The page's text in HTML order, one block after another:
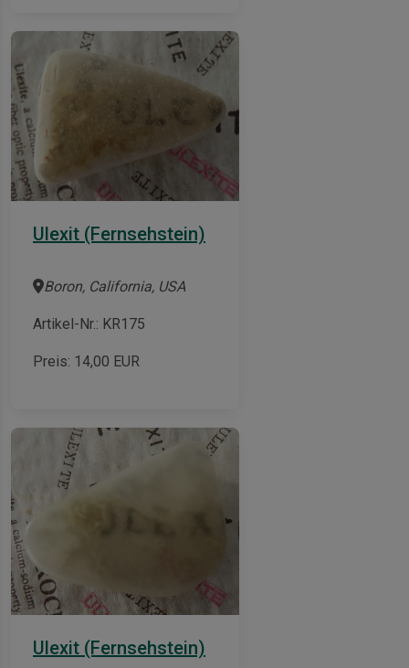
Ulexit (Fernsehstein)
Boron, California, USA
Artikel-Nr.: KR175
Preis: 14,00 EUR
Ulexit (Fernsehstein)